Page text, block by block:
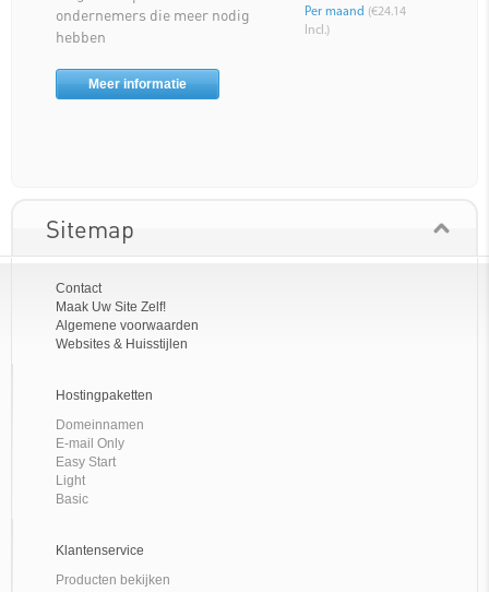
ondernemers die meer nodig
hebben
Per maand (€24.14
Incl.)
Meer informatie
Sitemap
Contact
Maak Uw Site Zelf!
Algemene voorwaarden
Websites & Huisstijlen
Hostingpaketten
Domeinnamen
E-mail Only
Easy Start
Light
Basic
Klantenservice
Producten bekijken